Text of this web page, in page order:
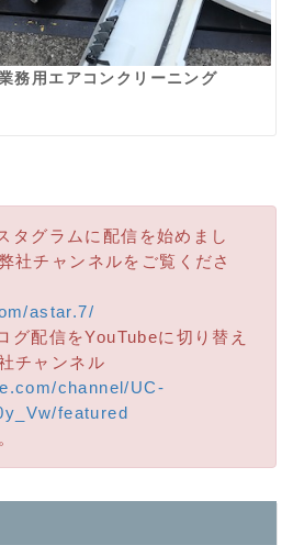
務用エアコンクリーニング
タグラムに配信を始めまし
社チャンネルをご覧くださ
astar.7/
グ配信をYouTubeに切り替え
チャンネル
channel/UC-
featured